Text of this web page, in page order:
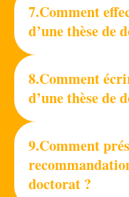
7.Comment
d’une thèse de
8.Comment
d’une thèse de
9.Comment
doctorat ?